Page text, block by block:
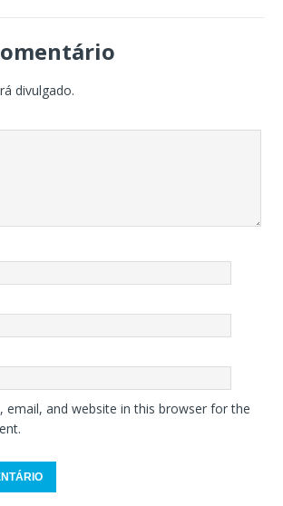
divulgado.
email, and website in this browser for the